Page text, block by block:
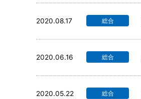
2020.08.17 総合
2020.06.16 総合
2020.05.22 総合